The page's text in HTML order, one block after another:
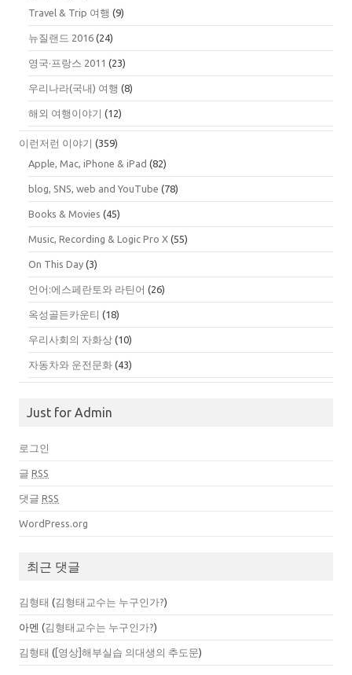
Travel & Trip 여행 (9)
뉴질랜드 2016 (24)
영국·프랑스 2011 (23)
우리나라(국내) 여행 (8)
해외 여행이야기 (12)
이런저런 이야기 (359)
Apple, Mac, iPhone & iPad (82)
blog, SNS, web and YouTube (78)
Books & Movies (45)
Music, Recording & Logic Pro X (55)
On This Day (3)
언어:에스페란토와 라틴어 (26)
옥성골든카운티 (18)
우리사회의 자화상 (10)
자동차와 운전문화 (43)
Just for Admin
로그인
글 RSS
댓글 RSS
WordPress.org
최근 댓글
김형태 (김형태교수는 누구인가?)
아멘 (김형태교수는 누구인가?)
김형태 ( [영상]해부실습 의대생의 추도문)